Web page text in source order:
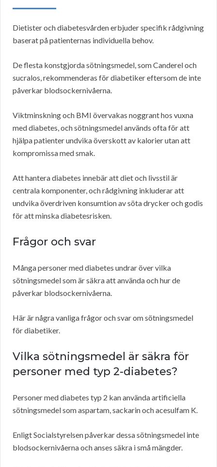
Dietister och diabetesvården erbjuder specifik rådgivning
baserat på patienternas individuella behov.
De flesta konstgjorda sötningsmedel, som Canderel och
sucralos, rekommenderas för diabetiker eftersom de inte
påverkar blodsockernivåerna.
Viktminskning och BMI övervakas noggrant hos vuxna
med diabetes, och sötningsmedel används ofta för att
hjälpa patienter undvika överskott av kalorier utan att
kompromissa med smak.
Att hantera diabetes innebär att diet och livsstil är
centrala komponenter, och rådgivning inkluderar att
undvika överdriven konsumtion av söta drycker och godis
för att minska diabetesrisken.
Frågor och svar
Många personer med diabetes undrar över vilka
sötningsmedel som är säkra att använda och hur de
påverkar blodsockernivåerna.
Här är några vanliga frågor och svar om sötningsmedel
för diabetiker.
Vilka sötningsmedel är säkra för
personer med typ 2-diabetes?
Personer med diabetes typ 2 kan använda artificiella
sötningsmedel som aspartam, sackarin och acesulfam K.
Enligt Socialstyrelsen påverkar dessa sötningsmedel inte
blodsockernivåerna och anses säkra i små mängder.